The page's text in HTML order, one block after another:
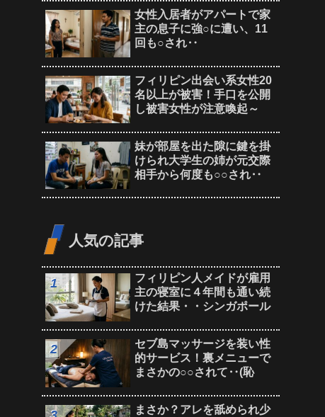
女性入居者がアパートで家
主の息子に強○に遭い、11
回も○され‥
フィリピン出会い系女性20
名以上が被害！手口を公開
し被害女性が注意喚起～
妹が部屋を出た隙に鍵を掛
けられ大学生の姉が元交際
相手から何度も○○され‥
人気の記事
フィリピン人メイドが雇用
主の寝室に４年間も通い続
けた結果・・シンガポール
セブ島マッサージを装い性
的サービス！裏メニューで
まさかの○○されて‥(恥
まさか？アレを舐められ少